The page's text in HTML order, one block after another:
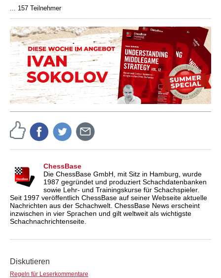
... 157 Teilnehmer
ChessBase
Die ChessBase GmbH, mit Sitz in Hamburg, wurde
1987 gegründet und produziert Schachdatenbanken
sowie Lehr- und Trainingskurse für Schachspieler.
Seit 1997 veröffentlich ChessBase auf seiner Webseite aktuelle
Nachrichten aus der Schachwelt. ChessBase News erscheint
inzwischen in vier Sprachen und gilt weltweit als wichtigste
Schachnachrichtenseite.
Diskutieren
Regeln für Leserkommentare